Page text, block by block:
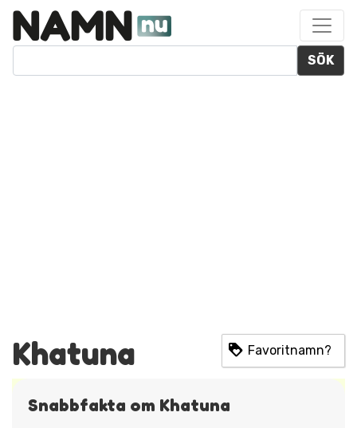
SÖK
Khatuna Favoritnamn?
Snabbfakta om Khatuna